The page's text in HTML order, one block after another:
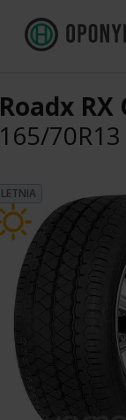
Roadx RX
165/
LETNIA